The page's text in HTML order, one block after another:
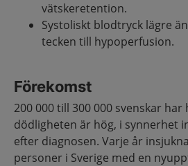
vätskeretention.​
Systoliskt blodtryck lägre
tecken till hypoperfusion.
Förekomst
200 000 till 300 000 svenskar
dödligheten är hög, i synnerhet
efter diagnosen. Varje år
personer i Sverige med en